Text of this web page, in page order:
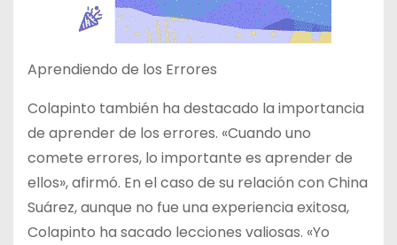
Aprendiendo de los Errores
Colapinto también ha destacado la importancia
de aprender de los errores. «Cuando uno
comete errores, lo importante es aprender de
ellos», afirmó. En el caso de su relación con China
Suárez, aunque no fue una experiencia exitosa,
Colapinto ha sacado lecciones valiosas. «Yo